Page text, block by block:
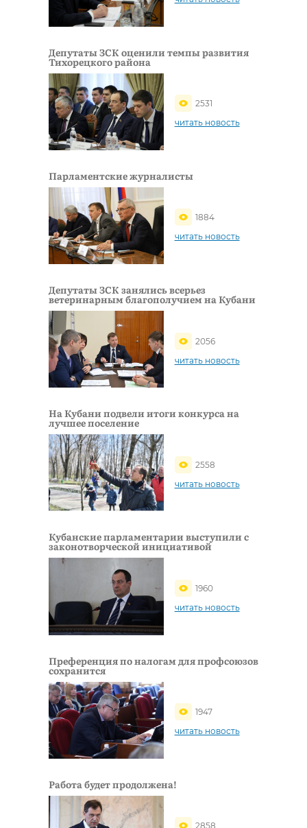
Депутаты ЗСК оценили темпы развития
Тихорецкого района
2531
читать новость
Парламентские журналисты
1884
читать новость
Депутаты ЗСК занялись всерьез
ветеринарным благополучием на Кубани
2056
читать новость
На Кубани подвели итоги конкурса на
лучшее поселение
2558
читать новость
Кубанские парламентарии выступили с
законотворческой инициативой
1960
читать новость
Преференция по налогам для профсоюзов
сохранится
1947
читать новость
Работа будет продолжена!
2858